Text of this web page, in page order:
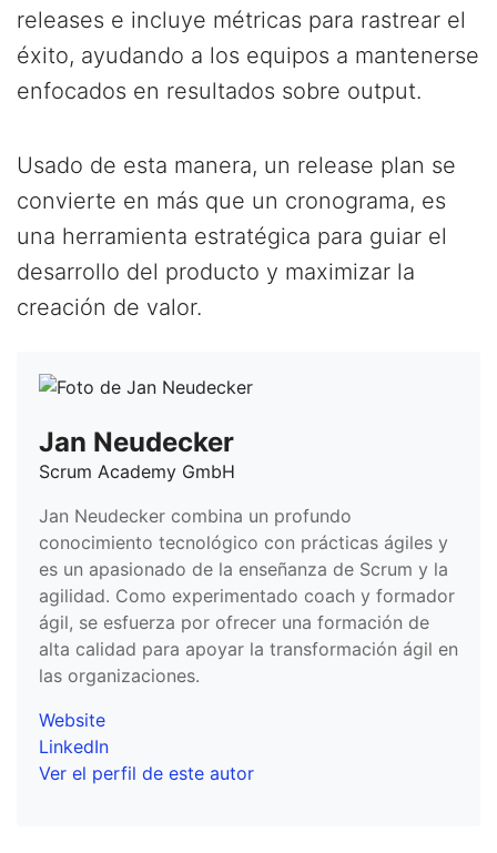
releases e incluye métricas para rastrear el
éxito, ayudando a los equipos a mantenerse
enfocados en resultados sobre output.
Usado de esta manera, un release plan se
convierte en más que un cronograma, es
una herramienta estratégica para guiar el
desarrollo del producto y maximizar la
creación de valor.
Jan Neudecker
Scrum Academy GmbH
Jan Neudecker combina un profundo
conocimiento tecnológico con prácticas ágiles y
es un apasionado de la enseñanza de Scrum y la
agilidad. Como experimentado coach y formador
ágil, se esfuerza por ofrecer una formación de
alta calidad para apoyar la transformación ágil en
las organizaciones.
Website
LinkedIn
Ver el perfil de este autor